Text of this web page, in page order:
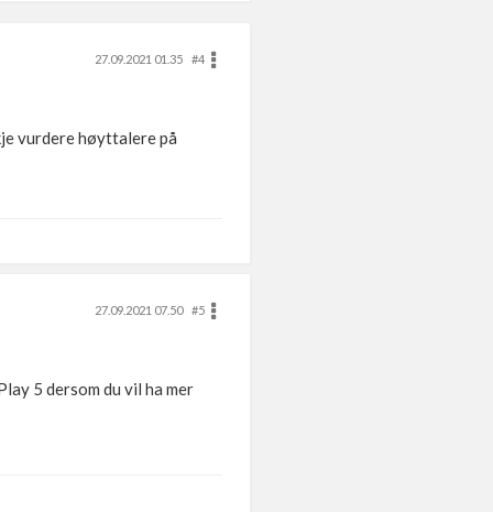
27.09.2021 01.35
#4
vurdere høyttalere på
27.09.2021 07.50
#5
5 dersom du vil ha mer